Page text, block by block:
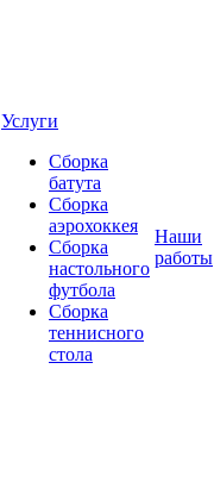
Услуги
Сборка
батута
Сборка
аэрохоккея
Сборка
настольного
футбола
Сборка
теннисного
стола
Наши
работы